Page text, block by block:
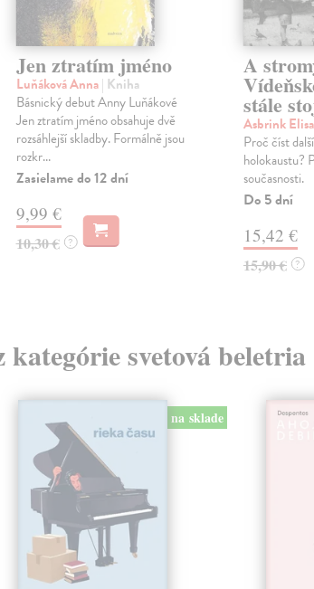
Jen ztratím jméno
Luňáková Anna| Kniha
Básnický debut Anny Luňákové
Jen ztratím jméno obsahuje dvě
rozsáhlejší skladby. Formálně jsou
rozkr...
Zasielame do 12 dní
9,99 €
10,30 € ?
A
stále
Asbrink
Proč číst
holokaustu?
současnosti.
Do 5 dní
15,42 €
15,90 € ?
kategórie svetová beletria
na sklade